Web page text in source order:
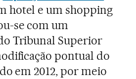
hotel e um shopping
se com um
Tribunal Superior
pontual do
em 2012, por meio